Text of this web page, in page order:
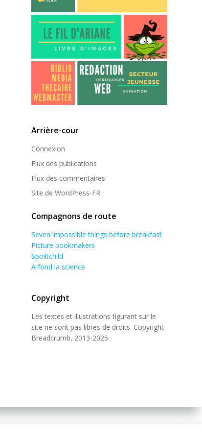
Arrière-cour
Connexion
Flux des publications
Flux des commentaires
Site de WordPress-FR
Compagnons de route
Seven impossible things before breakfast
Picture bookmakers
Spoiltchild
A fond la science
Copyright
Les textes et illustrations figurant sur le
site ne sont pas libres de droits. Copyright
Breadcrumb, 2013-2025.